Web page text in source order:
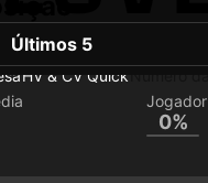
HV & CV Quick
Últimos 5
Jogador
0%